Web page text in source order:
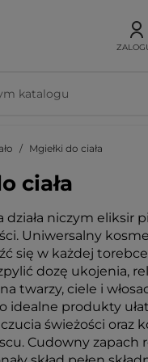
Mgiełki do ciała
ciała
działa niczym eliksir
Uniwersalny
się w każdej
dozę ukojenia,
twarzy, ciele i
idealne produkty
świeżości oraz
Cudowny zapach